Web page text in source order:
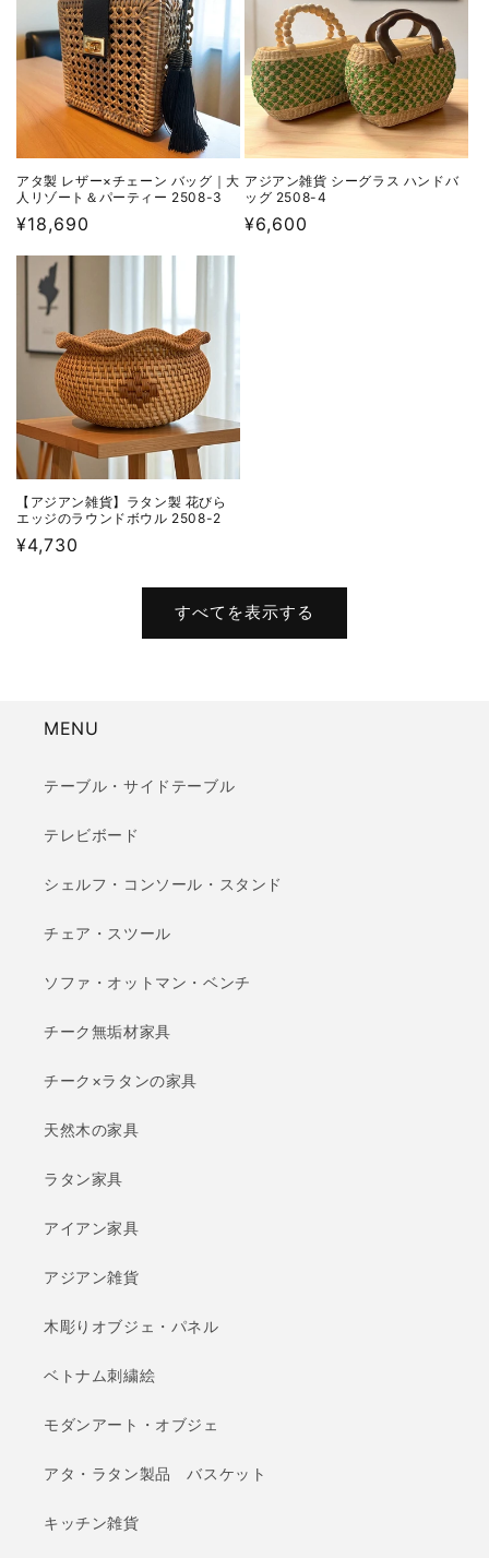
アタ製 レザー×チェーン バッグ｜大
人リゾート＆パーティー 2508-3
通
¥18,690
アジアン雑貨 シーグラス ハンドバ
ッグ 2508-4
通
¥6,600
【アジアン雑貨】ラタン製 花びら
エッジのラウンドボウル 2508-2
通
¥4,730
すべてを表示する
MENU
テーブル・サイドテーブル
テレビボード
シェルフ・コンソール・スタンド
チェア・スツール
ソファ・オットマン・ベンチ
チーク無垢材家具
チーク×ラタンの家具
天然木の家具
ラタン家具
アイアン家具
アジアン雑貨
木彫りオブジェ・パネル
ベトナム刺繍絵
モダンアート・オブジェ
アタ・ラタン製品 バスケット
キッチン雑貨